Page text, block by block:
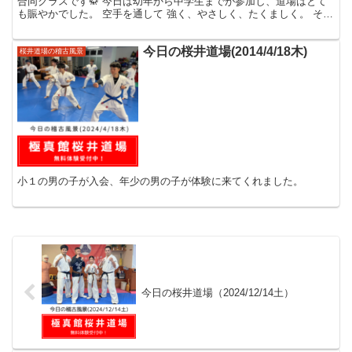
も賑やかでした。 空手を通して 強く、やさしく、たくましく。 それ
桜井道場の稽古風景 今日の桜井道場(2014/4/18木)
小１の男の子が入会、年少の男の子が体験に来てくれました。
今日の桜井道場（2024/12/14土）